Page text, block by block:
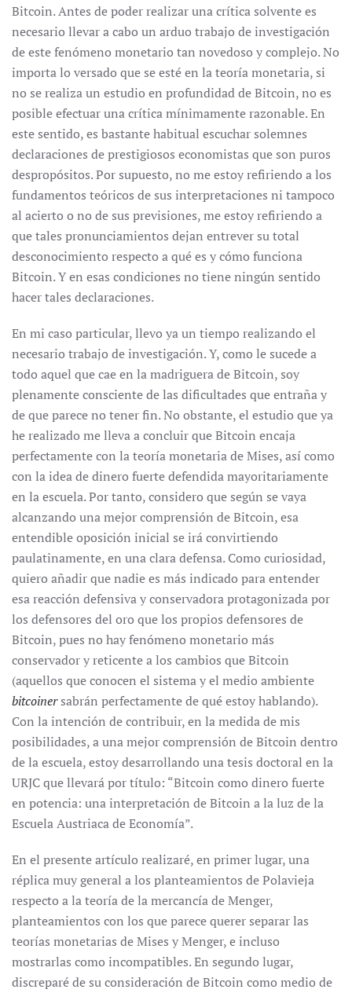
Bitcoin. Antes de poder realizar una crítica solvente es
necesario llevar a cabo un arduo trabajo de investigación
de este fenómeno monetario tan novedoso y complejo. No
importa lo versado que se esté en la teoría monetaria, si
no se realiza un estudio en profundidad de Bitcoin, no es
posible efectuar una crítica mínimamente razonable. En
este sentido, es bastante habitual escuchar solemnes
declaraciones de prestigiosos economistas que son puros
despropósitos. Por supuesto, no me estoy refiriendo a los
fundamentos teóricos de sus interpretaciones ni tampoco
al acierto o no de sus previsiones, me estoy refiriendo a
que tales pronunciamientos dejan entrever su total
desconocimiento respecto a qué es y cómo funciona
Bitcoin. Y en esas condiciones no tiene ningún sentido
hacer tales declaraciones.
En mi caso particular, llevo ya un tiempo realizando el
necesario trabajo de investigación. Y, como le sucede a
todo aquel que cae en la madriguera de Bitcoin, soy
plenamente consciente de las dificultades que entraña y
de que parece no tener fin. No obstante, el estudio que ya
he realizado me lleva a concluir que Bitcoin encaja
perfectamente con la teoría monetaria de Mises, así como
con la idea de dinero fuerte defendida mayoritariamente
en la escuela. Por tanto, considero que según se vaya
alcanzando una mejor comprensión de Bitcoin, esa
entendible oposición inicial se irá convirtiendo
paulatinamente, en una clara defensa. Como curiosidad,
quiero añadir que nadie es más indicado para entender
esa reacción defensiva y conservadora protagonizada por
los defensores del oro que los propios defensores de
Bitcoin, pues no hay fenómeno monetario más
conservador y reticente a los cambios que Bitcoin
(aquellos que conocen el sistema y el medio ambiente
bitcoinersabrán perfectamente de qué estoy hablando).
Con la intención de contribuir, en la medida de mis
posibilidades, a una mejor comprensión de Bitcoin dentro
de la escuela, estoy desarrollando una tesis doctoral en la
URJC que llevará por título: “Bitcoin como dinero fuerte
en potencia: una interpretación de Bitcoin a la luz de la
Escuela Austriaca de Economía”.
En el presente artículo realizaré, en primer lugar, una
réplica muy general a los planteamientos de Polavieja
respecto a la teoría de la mercancía de Menger,
planteamientos con los que parece querer separar las
teorías monetarias de Mises y Menger, e incluso
mostrarlas como incompatibles. En segundo lugar,
discreparé de su consideración de Bitcoin como medio de